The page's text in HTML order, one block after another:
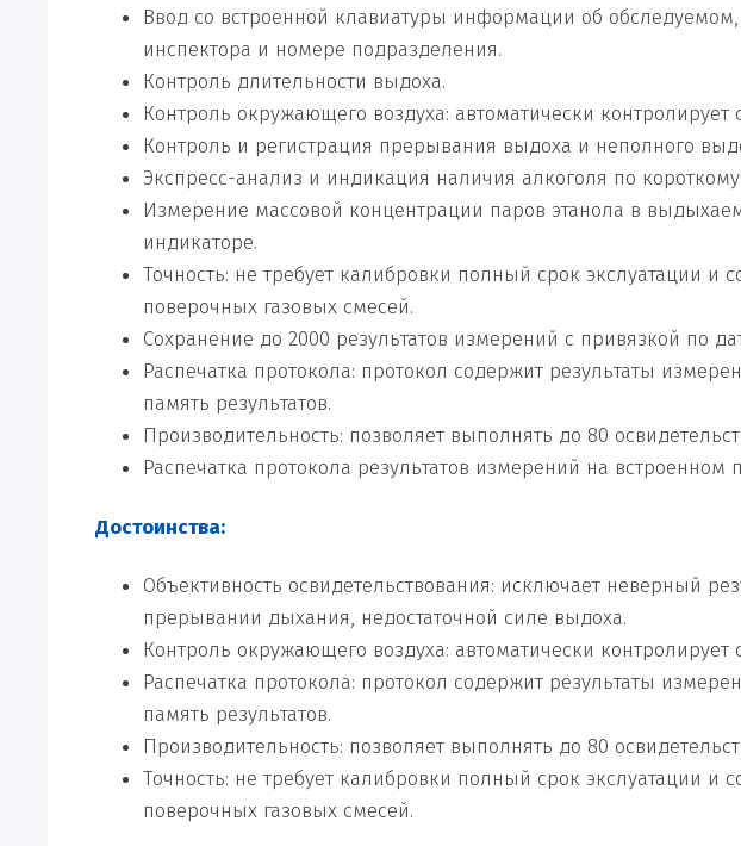
Ввод со встроенной клавиатуры информации об
инспектора и номере подразделения.
Контроль длительности выдоха.
Контроль окружающего воздуха: автоматически
Контроль и регистрация прерывания выдоха и неполного
Экспресс-анализ и индикация наличия алкоголя по
Измерение массовой концентрации паров этанола в
индикаторе.
Точность: не требует калибровки полный срок экслуатации и
поверочных газовых смесей.
Сохранение до 2000 результатов измерений с привязкой по
Распечатка протокола: протокол содержит результаты
память результатов.
Производительность: позволяет выполнять до 80
Распечатка протокола результатов измерений на встроенном
Достоинства:
Объективность освидетельствования: исключает неверный
прерывании дыхания, недостаточной силе выдоха.
Контроль окружающего воздуха: автоматически
Распечатка протокола: протокол содержит результаты
память результатов.
Производительность: позволяет выполнять до 80
Точность: не требует калибровки полный срок экслуатации и
поверочных газовых смесей.